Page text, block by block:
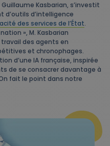
Kasbarian, s’investit
d’intelligence
des services de l’État.
», M. Kasbarian
des agents en
et chronophages.
d’une IA française, inspirée
de se consacrer davantage à
fait le point dans notre